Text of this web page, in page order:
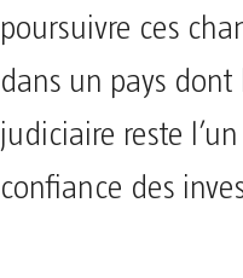
poursuivre ces
dans un pays dont
judiciaire reste
confiance des